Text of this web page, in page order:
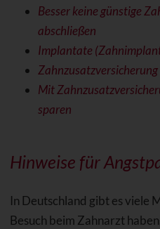
Besser keine günstige
abschließen
Implantate
Mit
sparen
Hinweise für
In Deutschland gibt es viele
Besuch beim Zahnarzt